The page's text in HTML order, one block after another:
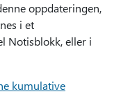
oppdateringen,
i et
Notisblokk, eller i
kumulative